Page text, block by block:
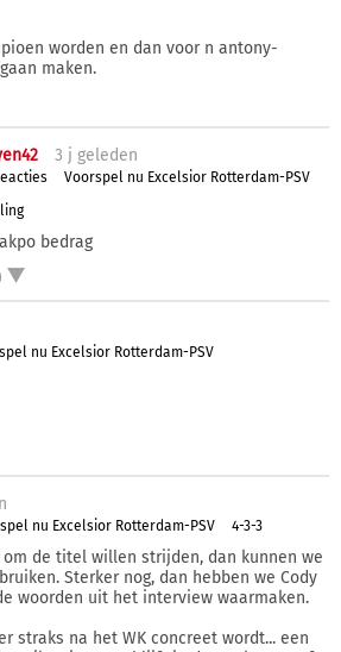
worden en dan voor n antony-
maken.
3 j geleden
Voorspel nu Excelsior Rotterdam-PSV
bedrag
nu Excelsior Rotterdam-PSV
nu Excelsior Rotterdam-PSV 4-3-3
de titel willen strijden, dan kunnen we
Sterker nog, dan hebben we Cody
woorden uit het interview waarmaken.
straks na het WK concreet wordt... een